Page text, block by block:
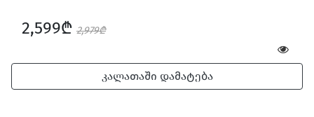
2,599₾ 2,979₾
კალათაში დამატება